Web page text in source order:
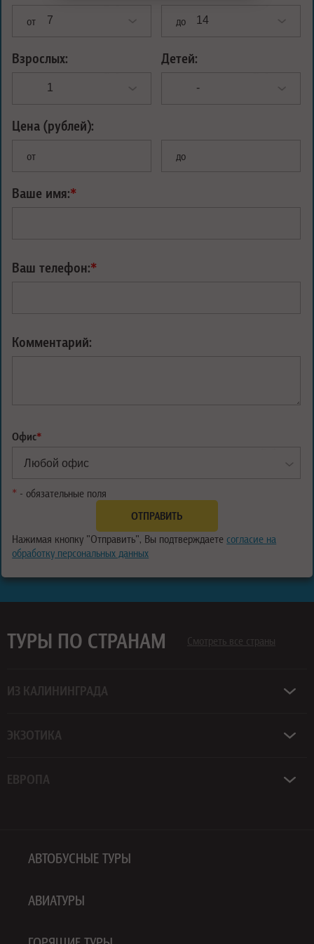
от до
Взрослых: Детей:
Цена (рублей):
от до
Ваше имя:*
Ваш телефон:*
Комментарий:
Офис*
* - обязательные поля
Нажимая кнопку "Отправить", Вы подтверждаете согласие на
обработку персональных данных
ТУРЫ ПО СТРАНАМ Смотреть все страны
ИЗ КАЛИНИНГРАДА
ЭКЗОТИКА
ЕВРОПА
АВТОБУСНЫЕ ТУРЫ
АВИАТУРЫ